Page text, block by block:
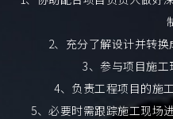
2、充分了解设计并转换
3、参与项目施工
4、负责工程项目的施
5、必要时需跟踪施工现场